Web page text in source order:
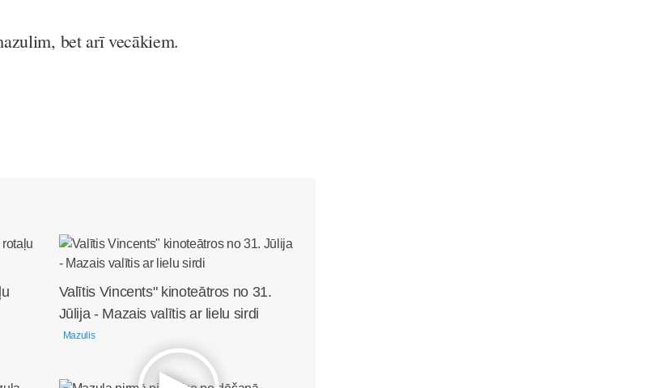
bet arī vecākiem.
Valītis Vincents" kinoteātros no 31.
Jūlija - Mazais valītis ar lielu sirdi
Mazulis